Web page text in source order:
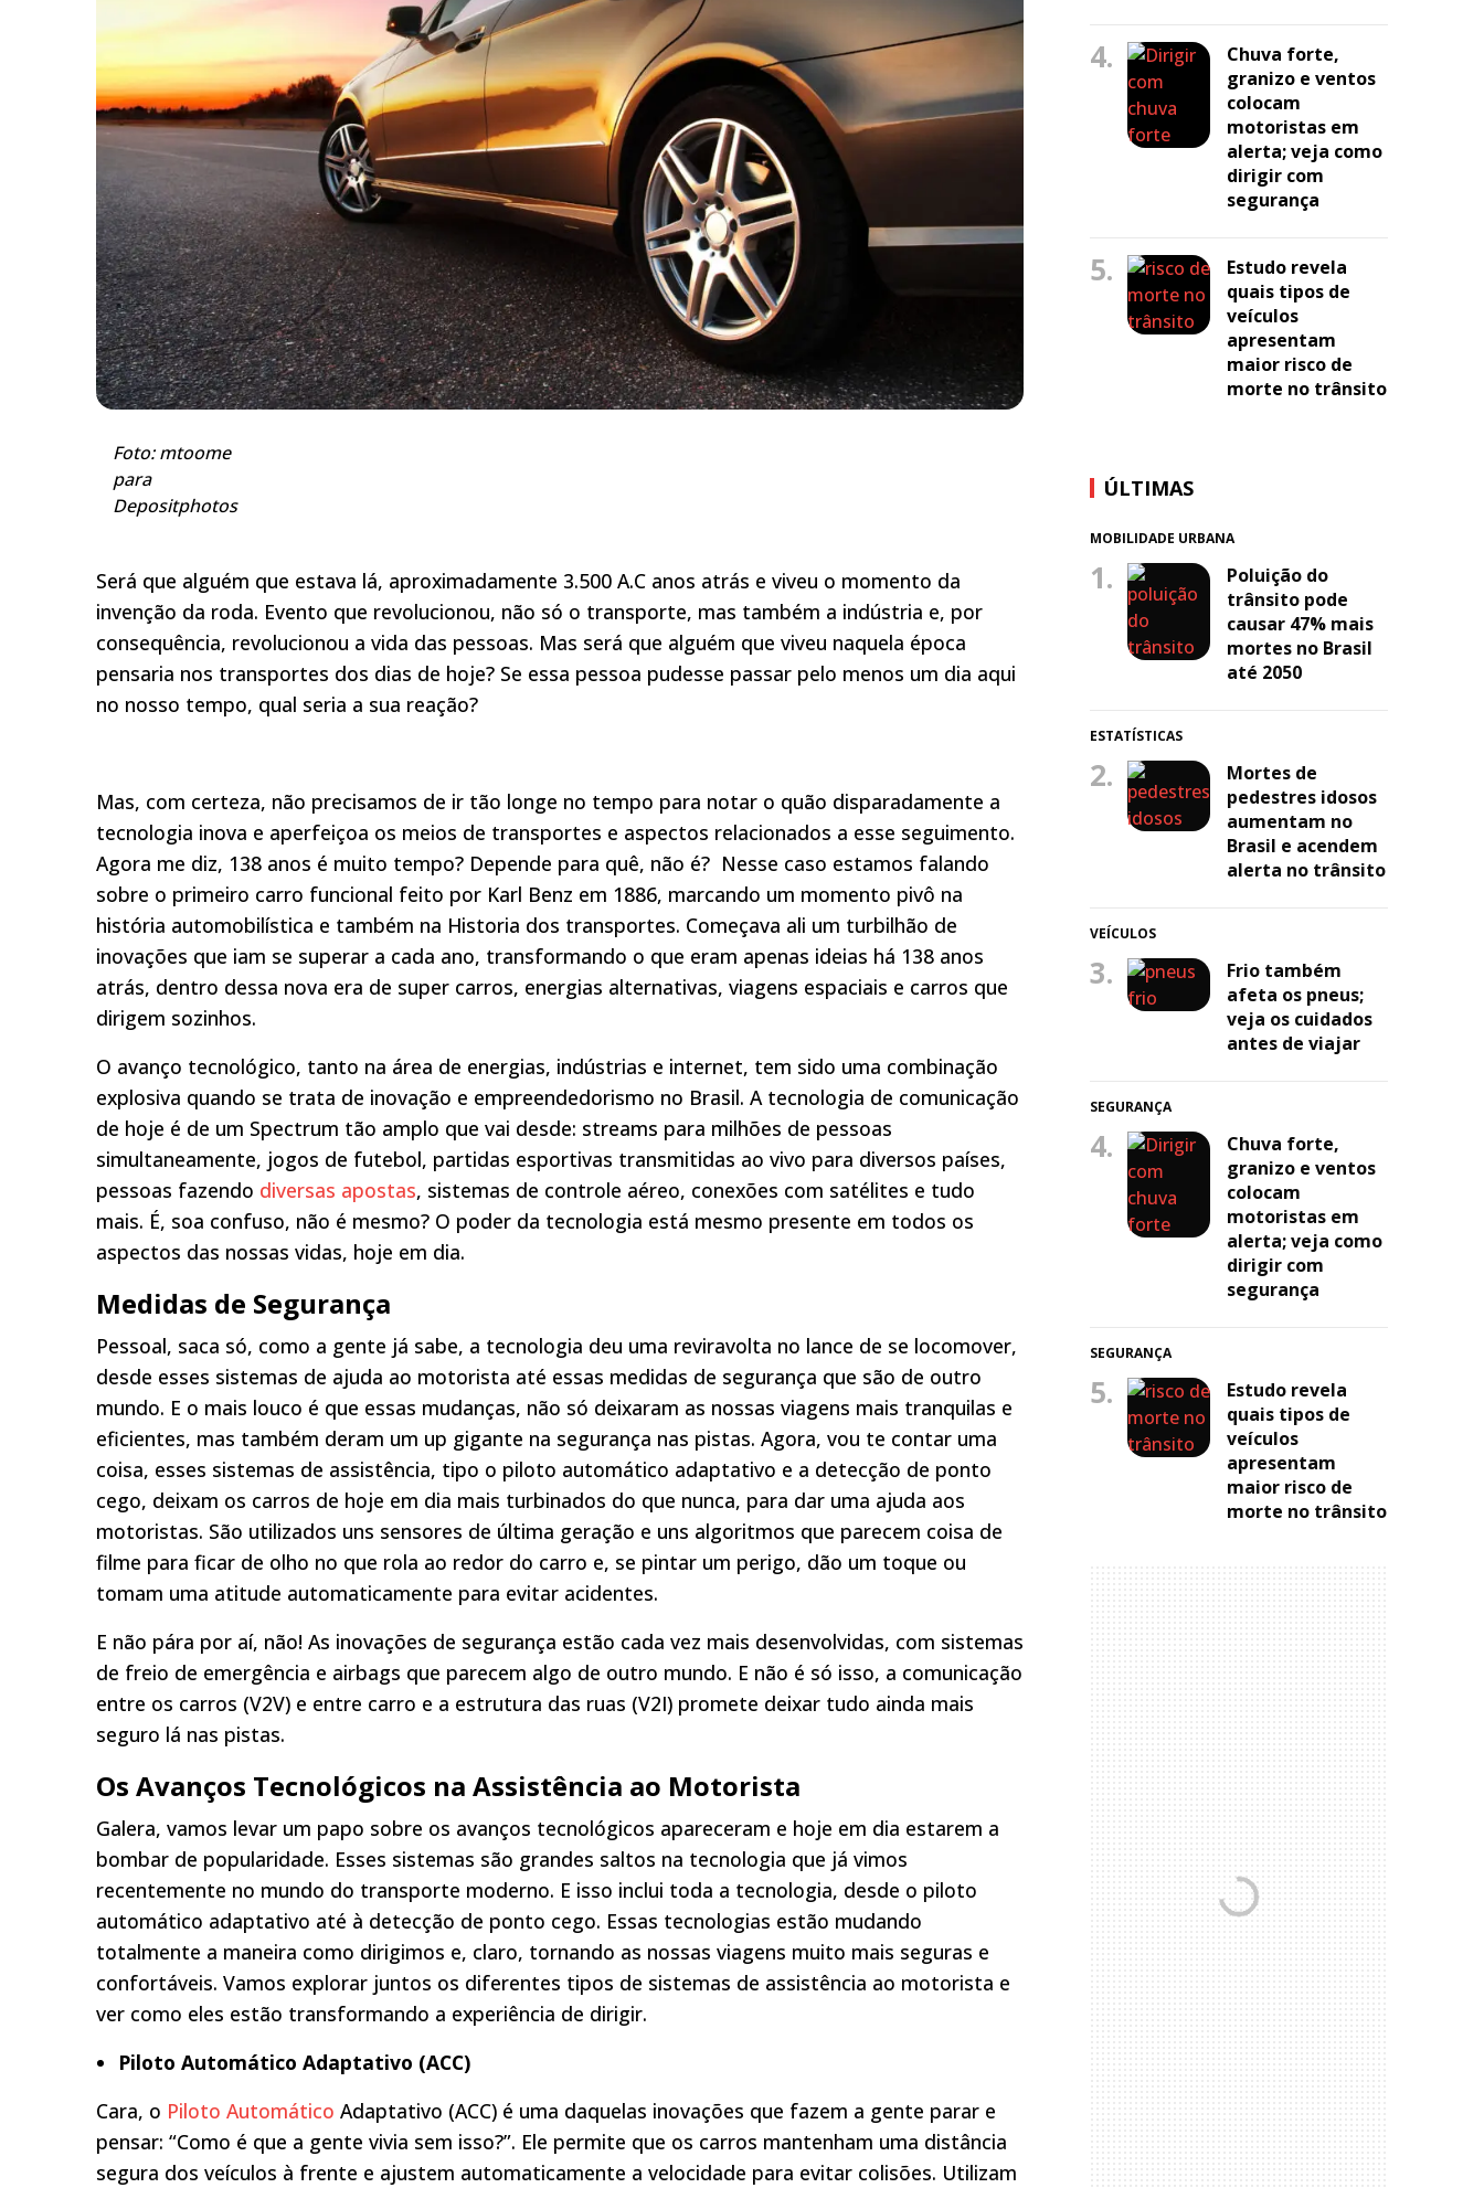
Foto: mtoome
para
Depositphotos
Será que alguém que estava lá, aproximadamente 3.500 A.C anos atrás e viveu o momento da
invenção da roda. Evento que revolucionou, não só o transporte, mas também a indústria e, por
consequência, revolucionou a vida das pessoas. Mas será que alguém que viveu naquela época
pensaria nos transportes dos dias de hoje? Se essa pessoa pudesse passar pelo menos um dia aqui
no nosso tempo, qual seria a sua reação?
Mas, com certeza, não precisamos de ir tão longe no tempo para notar o quão disparadamente a
tecnologia inova e aperfeiçoa os meios de transportes e aspectos relacionados a esse seguimento.
Agora me diz, 138 anos é muito tempo? Depende para quê, não é? Nesse caso estamos falando
sobre o primeiro carro funcional feito por Karl Benz em 1886, marcando um momento pivô na
história automobilística e também na Historia dos transportes. Começava ali um turbilhão de
inovações que iam se superar a cada ano, transformando o que eram apenas ideias há 138 anos
atrás, dentro dessa nova era de super carros, energias alternativas, viagens espaciais e carros que
dirigem sozinhos.
O avanço tecnológico, tanto na área de energias, indústrias e internet, tem sido uma combinação
explosiva quando se trata de inovação e empreendedorismo no Brasil. A tecnologia de comunicação
de hoje é de um Spectrum tão amplo que vai desde: streams para milhões de pessoas
simultaneamente, jogos de futebol, partidas esportivas transmitidas ao vivo para diversos países,
pessoas fazendo diversas apostas, sistemas de controle aéreo, conexões com satélites e tudo
mais. É, soa confuso, não é mesmo? O poder da tecnologia está mesmo presente em todos os
aspectos das nossas vidas, hoje em dia.
Medidas de Segurança
Pessoal, saca só, como a gente já sabe, a tecnologia deu uma reviravolta no lance de se locomover,
desde esses sistemas de ajuda ao motorista até essas medidas de segurança que são de outro
mundo. E o mais louco é que essas mudanças, não só deixaram as nossas viagens mais tranquilas e
eficientes, mas também deram um up gigante na segurança nas pistas. Agora, vou te contar uma
coisa, esses sistemas de assistência, tipo o piloto automático adaptativo e a detecção de ponto
cego, deixam os carros de hoje em dia mais turbinados do que nunca, para dar uma ajuda aos
motoristas. São utilizados uns sensores de última geração e uns algoritmos que parecem coisa de
filme para ficar de olho no que rola ao redor do carro e, se pintar um perigo, dão um toque ou
tomam uma atitude automaticamente para evitar acidentes.
E não pára por aí, não! As inovações de segurança estão cada vez mais desenvolvidas, com sistemas
de freio de emergência e airbags que parecem algo de outro mundo. E não é só isso, a comunicação
entre os carros (V2V) e entre carro e a estrutura das ruas (V2I) promete deixar tudo ainda mais
seguro lá nas pistas.
Os Avanços Tecnológicos na Assistência ao Motorista
Galera, vamos levar um papo sobre os avanços tecnológicos apareceram e hoje em dia estarem a
bombar de popularidade. Esses sistemas são grandes saltos na tecnologia que já vimos
recentemente no mundo do transporte moderno. E isso inclui toda a tecnologia, desde o piloto
automático adaptativo até à detecção de ponto cego. Essas tecnologias estão mudando
totalmente a maneira como dirigimos e, claro, tornando as nossas viagens muito mais seguras e
confortáveis. Vamos explorar juntos os diferentes tipos de sistemas de assistência ao motorista e
ver como eles estão transformando a experiência de dirigir.
Piloto Automático Adaptativo (ACC)
Cara, o Piloto Automático Adaptativo (ACC) é uma daquelas inovações que fazem a gente parar e
pensar: “Como é que a gente vivia sem isso?”. Ele permite que os carros mantenham uma distância
segura dos veículos à frente e ajustem automaticamente a velocidade para evitar colisões. Utilizam
4.
Chuva forte,
granizo e ventos
colocam
motoristas em
alerta; veja como
dirigir com
segurança
5.
Estudo revela
quais tipos de
veículos
apresentam
maior risco de
morte no trânsito
ÚLTIMAS
MOBILIDADE URBANA
1.
Poluição do
trânsito pode
causar 47% mais
mortes no Brasil
até 2050
ESTATÍSTICAS
2.
Mortes de
pedestres idosos
aumentam no
Brasil e acendem
alerta no trânsito
VEÍCULOS
3.
Frio também
afeta os pneus;
veja os cuidados
antes de viajar
SEGURANÇA
4.
Chuva forte,
granizo e ventos
colocam
motoristas em
alerta; veja como
dirigir com
segurança
SEGURANÇA
5.
Estudo revela
quais tipos de
veículos
apresentam
maior risco de
morte no trânsito